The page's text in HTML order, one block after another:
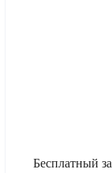
Бесплатный